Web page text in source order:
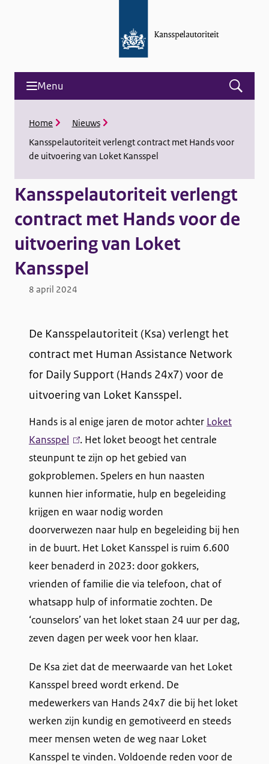
Menu
Open
and
K
u
i
e
l
a
Home
Nieuws
Kansspelautoriteit verlengt contract met Hands voor
de uitvoering van Loket Kansspel
Kansspelautoriteit verlengt
contract met Hands voor de
uitvoering van Loket
Kansspel
8 april 2024
De Kansspelautoriteit (Ksa) verlengt het
contract met Human Assistance Network
for Daily Support (Hands 24x7) voor de
uitvoering van Loket Kansspel.
Hands is al enige jaren de motor achter Loket
Kansspel
l
i
n
k
i
s
e
x
t
e
r
)
. Het loket beoogt het centrale
steunpunt te zijn op het gebied van
gokproblemen. Spelers en hun naasten
kunnen hier informatie, hulp en begeleiding
krijgen en waar nodig worden
doorverwezen naar hulp en begeleiding bij hen
in de buurt. Het Loket Kansspel is ruim 6.600
keer benaderd in 2023: door gokkers,
vrienden of familie die via telefoon, chat of
whatsapp hulp of informatie zochten. De
‘counselors’ van het loket staan 24 uur per dag,
zeven dagen per week voor hen klaar.
De Ksa ziet dat de meerwaarde van het Loket
Kansspel breed wordt erkend. De
medewerkers van Hands 24x7 die bij het loket
werken zijn kundig en gemotiveerd en steeds
meer mensen weten de weg naar Loket
Kansspel te vinden. Voldoende reden voor de